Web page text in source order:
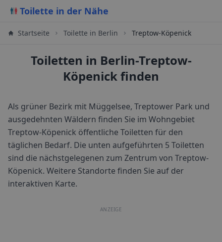
Toilette in der Nähe
Startseite Toilette in Berlin Treptow-Köpenick
Toiletten in Berlin-Treptow-
Köpenick finden
Als grüner Bezirk mit Müggelsee, Treptower Park und
ausgedehnten Wäldern finden Sie im Wohngebiet
Treptow-Köpenick öffentliche Toiletten für den
täglichen Bedarf. Die unten aufgeführten 5 Toiletten
sind die nächstgelegenen zum Zentrum von Treptow-
Köpenick. Weitere Standorte finden Sie auf der
interaktiven Karte.
ANZEIGE